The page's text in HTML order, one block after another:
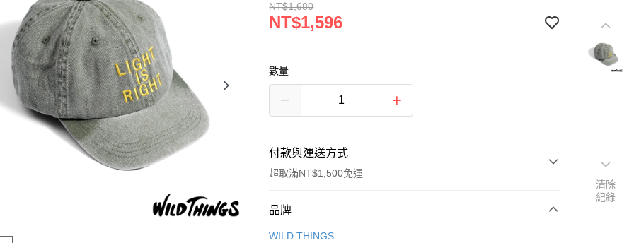
NT$1,680
NT$1,596
數量
付款與運送方式
超取滿NT$1,500免運
付款方式
信用卡一次付款
品牌
WILD THINGS
清除
紀錄